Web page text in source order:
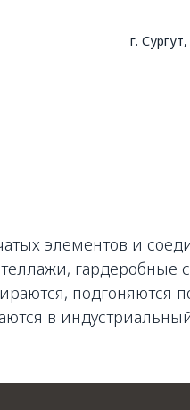
г.
элементов и
подгоняются
в